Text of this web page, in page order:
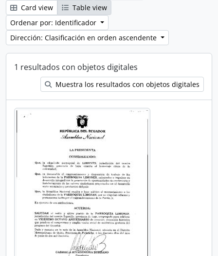
Card view
Table view
Ordenar por: Identificador
Dirección: Clasificación en orden ascendente
1 resultados con objetos digitales
Muestra los resultados con objetos digitales